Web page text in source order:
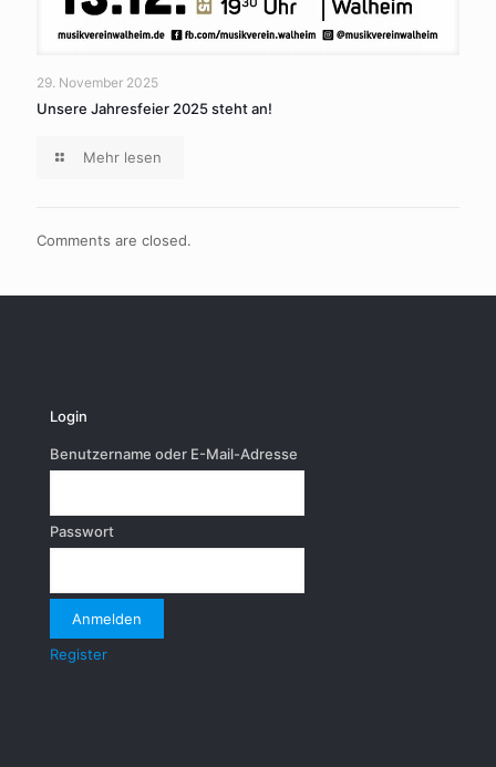
29. November 2025
Unsere Jahresfeier 2025 steht an!
Mehr lesen
Comments are closed.
Login
Benutzername oder E-Mail-Adresse
Passwort
Register